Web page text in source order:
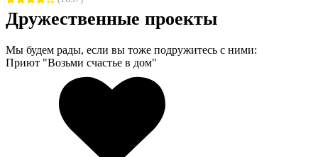
Дружественные проекты
Мы будем рады, если вы тоже подружитесь с ними:
Приют "Возьми счастье в дом"